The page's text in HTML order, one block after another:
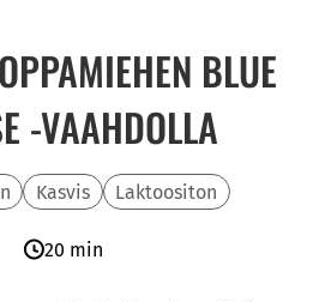
BLUE
-VAAHDOLLA
Kasvis Laktoositon
20 min